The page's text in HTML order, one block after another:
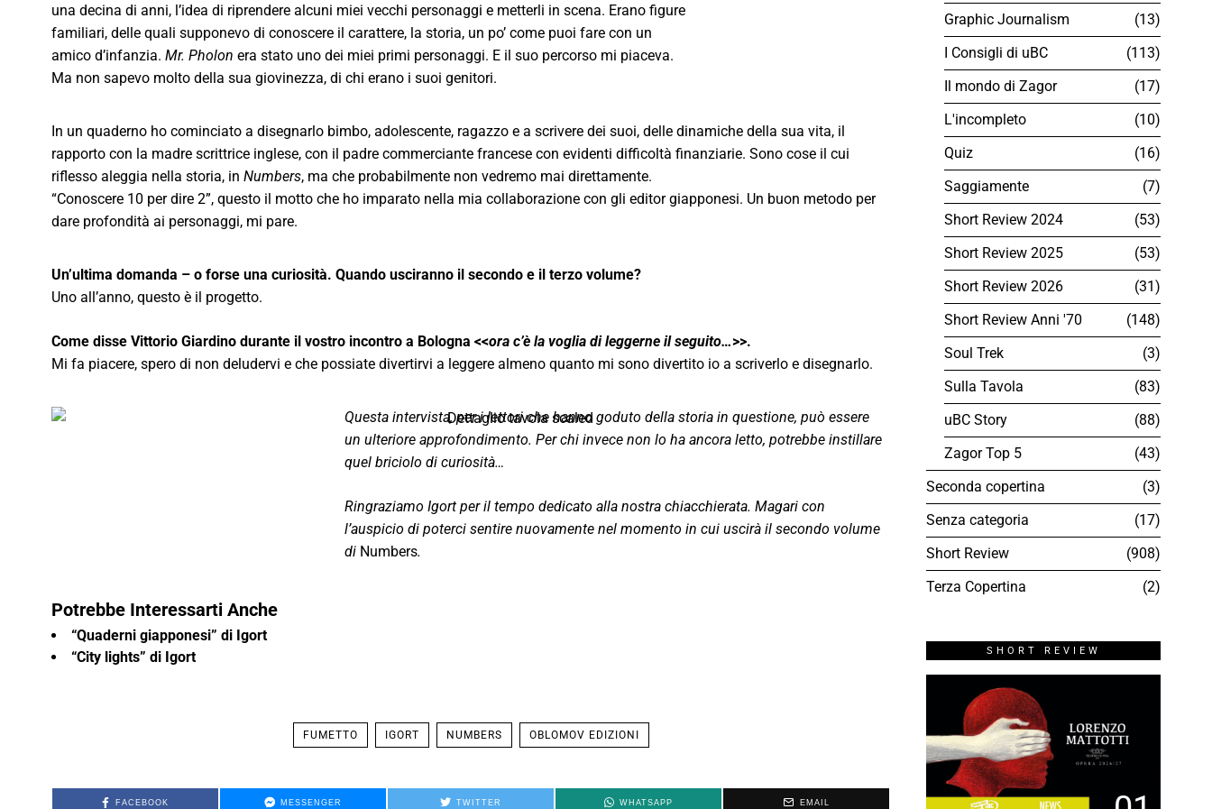
una decina di anni, l’idea di riprendere alcuni miei vecchi personaggi e metterli in scena. Erano figure
familiari, delle quali supponevo di conoscere il carattere, la storia, un po’ come puoi fare con un
amico d’infanzia. Mr. Pholon era stato uno dei miei primi personaggi. E il suo percorso mi piaceva.
Ma non sapevo molto della sua giovinezza, di chi erano i suoi genitori.
In un quaderno ho cominciato a disegnarlo bimbo, adolescente, ragazzo e a scrivere dei suoi, delle dinamiche della sua vita, il
rapporto con la madre scrittrice inglese, con il padre commerciante francese con evidenti difficoltà finanziarie. Sono cose il cui
riflesso aleggia nella storia, in Numbers, ma che probabilmente non vedremo mai direttamente.
“Conoscere 10 per dire 2”, questo il motto che ho imparato nella mia collaborazione con gli editor giapponesi. Un buon metodo per
dare profondità ai personaggi, mi pare.
Un’ultima domanda – o forse una curiosità. Quando usciranno il secondo e il terzo volume?
Uno all’anno, questo è il progetto.
Come disse Vittorio Giardino durante il vostro incontro a Bologna <<ora c’è la voglia di leggerne il seguito…>>.
Mi fa piacere, spero di non deludervi e che possiate divertirvi a leggere almeno quanto mi sono divertito io a scriverlo e disegnarlo.
Questa intervista, per i lettori che hanno goduto della storia in questione, può essere
un ulteriore approfondimento. Per chi invece non lo ha ancora letto, potrebbe instillare
quel briciolo di curiosità…
Ringraziamo Igortper il tempo dedicato alla nostra chiacchierata. Magari con
l’auspicio di poterci sentire nuovamente nel momento in cui uscirà il secondo volume
di Numbers.
Potrebbe Interessarti Anche
“Quaderni giapponesi” di Igort
“City lights” di Igort
FUMETTO IGORT NUMBERS OBLOMOV EDIZIONI
FACEBOOK MESSENGER TWITTER WHATSAPP EMAIL
Graphic Journalism
13
I Consigli di uBC
113
Il mondo di Zagor
17
L'incompleto
10
Quiz
16
Saggiamente
7
Short Review 2024
53
Short Review 2025
53
Short Review 2026
31
Short Review Anni '70
148
Soul Trek
3
Sulla Tavola
83
uBC Story
88
Zagor Top 5
43
Seconda copertina
3
Senza categoria
17
Short Review
908
Terza Copertina
2
SHORT REVIEW